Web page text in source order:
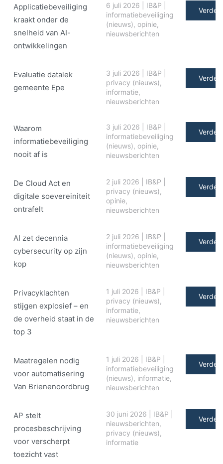
Applicatiebeveiliging
kraakt onder de
snelheid van AI-
ontwikkelingen
6 juli 2026 IB&P
informatiebeveiliging
(nieuws), opinie,
nieuwsberichten
Verder
Evaluatie datalek
gemeente Epe
3 juli 2026 IB&P
privacy (nieuws),
informatie,
nieuwsberichten
Verder
Waarom
informatiebeveiliging
nooit af is
3 juli 2026 IB&P
informatiebeveiliging
(nieuws), opinie,
nieuwsberichten
Verder
De Cloud Act en
digitale soe­ve­rei­ni­teit
ontrafelt
2 juli 2026 IB&P
privacy (nieuws),
opinie,
nieuwsberichten
Verder
AI zet decennia
cybersecurity op zijn
kop
2 juli 2026 IB&P
informatiebeveiliging
(nieuws), opinie,
nieuwsberichten
Verder
Privacyklachten
stijgen explosief – en
de overheid staat in de
top 3
1 juli 2026 IB&P
privacy (nieuws),
informatie,
nieuwsberichten
Verder
Maatregelen nodig
voor automatisering
Van Brienenoordbrug
1 juli 2026 IB&P
informatiebeveiliging
(nieuws), informatie,
nieuwsberichten
Verder
AP stelt
procesbeschrijving
voor verscherpt
toezicht vast
30 juni 2026 IB&P
nieuwsberichten,
privacy (nieuws),
informatie
Verder